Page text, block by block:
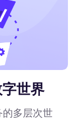
世界
多层次世